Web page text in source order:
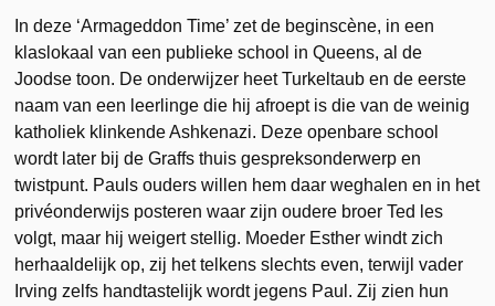
In deze ‘Armageddon Time’ zet de beginscène, in een
klaslokaal van een publieke school in Queens, al de
Joodse toon. De onderwijzer heet Turkeltaub en de eerste
naam van een leerlinge die hij afroept is die van de weinig
katholiek klinkende Ashkenazi. Deze openbare school
wordt later bij de Graffs thuis gespreksonderwerp en
twistpunt. Pauls ouders willen hem daar weghalen en in het
privéonderwijs posteren waar zijn oudere broer Ted les
volgt, maar hij weigert stellig. Moeder Esther windt zich
herhaaldelijk op, zij het telkens slechts even, terwijl vader
Irving zelfs handtastelijk wordt jegens Paul. Zij zien hun